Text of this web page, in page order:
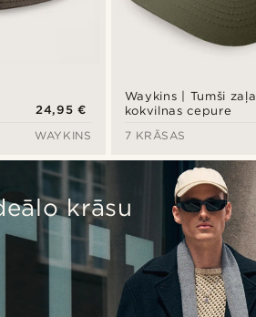
24,95 €
WAYKINS
Waykins | Tumši zaļa
kokvilnas cepure
7 KRĀSAS
krāsu